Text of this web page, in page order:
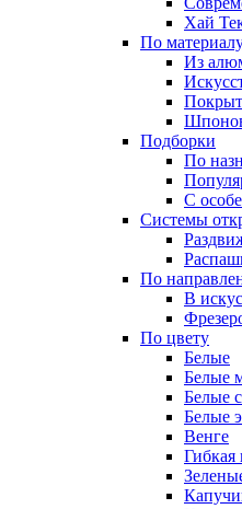
Хай
По
Из
Подборки
По
С
Системы
По
В
По цвету
Белые
Белые
Белые
Белые
Венге
Гибкая